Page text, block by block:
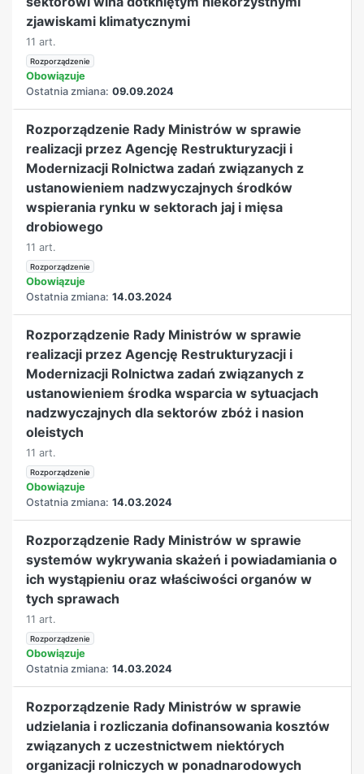
zjawiskami klimatycznymi
11 art.
Rozporządzenie
Obowiązuje
Ostatnia zmiana: 09.09.2024
Rozporządzenie Rady Ministrów w sprawie
realizacji przez Agencję Restrukturyzacji i
Modernizacji Rolnictwa zadań związanych z
ustanowieniem nadzwyczajnych środków
wspierania rynku w sektorach jaj i mięsa
drobiowego
11 art.
Rozporządzenie
Obowiązuje
Ostatnia zmiana: 14.03.2024
Rozporządzenie Rady Ministrów w sprawie
realizacji przez Agencję Restrukturyzacji i
Modernizacji Rolnictwa zadań związanych z
ustanowieniem środka wsparcia w sytuacjach
nadzwyczajnych dla sektorów zbóż i nasion
oleistych
11 art.
Rozporządzenie
Obowiązuje
Ostatnia zmiana: 14.03.2024
Rozporządzenie Rady Ministrów w sprawie
systemów wykrywania skażeń i powiadamiania o
ich wystąpieniu oraz właściwości organów w
tych sprawach
11 art.
Rozporządzenie
Obowiązuje
Ostatnia zmiana: 14.03.2024
Rozporządzenie Rady Ministrów w sprawie
udzielania i rozliczania dofinansowania kosztów
związanych z uczestnictwem niektórych
organizacji rolniczych w ponadnarodowych